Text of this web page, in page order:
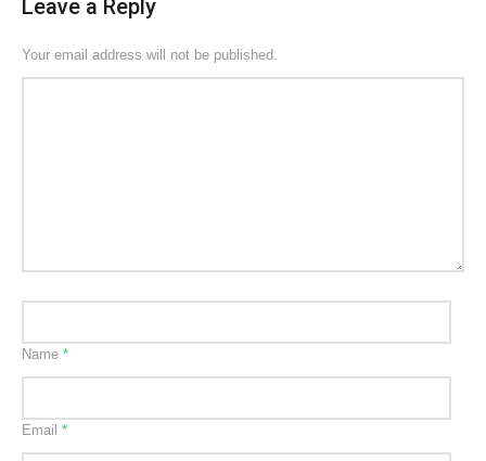
Leave a Reply
Your email address will not be published.
Name *
Email *